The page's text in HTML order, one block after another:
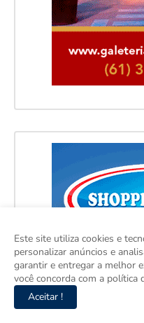
Este site utiliza cookies e
personalizar anúncios e
garantir e entregar a melhor
você concorda com a política
Aceitar !